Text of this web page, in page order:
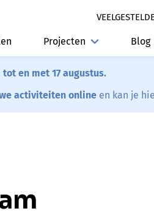
Projecten Blog
en met 17 augustus.
activiteiten online en kan je